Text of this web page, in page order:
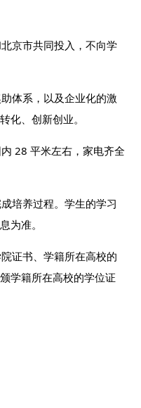
京市共同投入，不向学
体系，以及企业化的激
化、创新创业。
28 平米左右，家电齐全
培养过程。学生的学习
为准。
证书、学籍所在高校的
学籍所在高校的学位证